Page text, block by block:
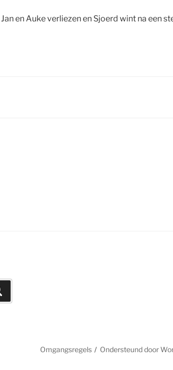
en Auke verliezen en Sjoerd wint na een
Omgangsregels Ondersteund door